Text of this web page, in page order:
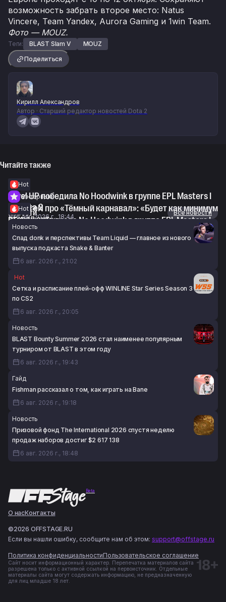
возможность забрать второе место: Natus
Vincere, Team Yandex, Aurora Gaming и 1win Team.
Фото — MOUZ.
Теги: BLAST Slam V
MOUZ
Поделиться
Кирилл Александров
Автор · Старший редактор новостей Dota 2
Читайте также
Hot
Level UP победила No Hoodwink в группе EPL Masters I
по Dota 2
6 авг. 2026 г., 18:44
Интервью
syndereN про «Тёмный карнавал»: «Будет как минимум
второй акт»
6 авг. 2026 г., 17:44
Hot
RE Arise обыграла No Hoodwink в группе EPL Masters I
по Dota 2
6 авг. 2026 г., 15:01
Новости
Все новости
Новость
Спад donk и перспективы Team Liquid — главное из нового
выпуска подкаста Snake & Banter
6 авг. 2026 г., 21:02
Hot
Сетка и расписание плей-офф WINLINE Star Series Season 3
по CS2
6 авг. 2026 г., 20:05
Новость
BLAST Bounty Summer 2026 стал наименее популярным
турниром от BLAST в этом году
6 авг. 2026 г., 19:43
Гайд
Fishman рассказал о том, как играть на Bane
6 авг. 2026 г., 19:18
Новость
Призовой фонд The International 2026 спустя неделю
продаж наборов достиг $2 617 138
6 авг. 2026 г., 18:48
Beta
О насКонтакты
©2026 OFFSTAGE.RU
Если вы нашли ошибку, сообщите нам об этом: support@offstage.ru
Политика конфиденциальностиПользовательское соглашение
Сайт носит информационный характер. Перепечатка материалов сайта
разрешена только с активной ссылкой на первоисточник. Отдельные
материалы сайта могут содержать информацию, не предназначенную
для лиц младше 18 лет.